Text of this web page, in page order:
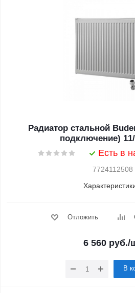
Радиатор стальной
подключение)
Есть в
7724112508
Отложить
6 560руб./
В